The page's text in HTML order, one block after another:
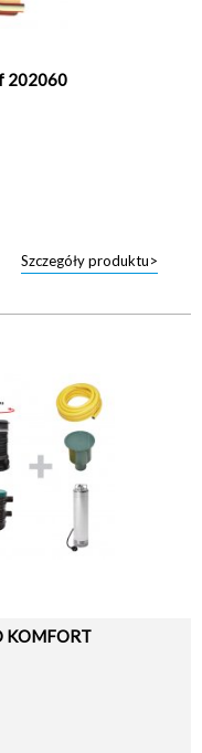
202060
Szczegóły produktu>
KOMFORT